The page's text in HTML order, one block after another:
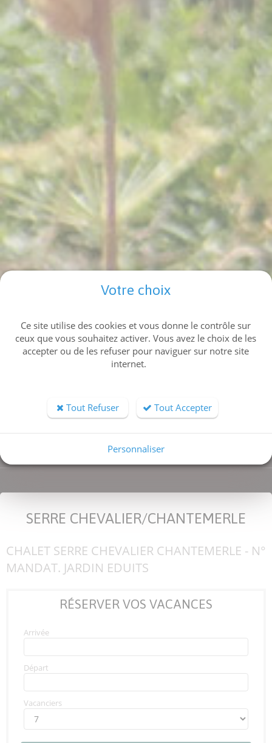
Type de bien
SERRE CHEVALIER/CHANTEMERLE
CHALET SERRE CHEVALIER CHANTEMERLE - N°
MANDAT. JARDIN EDUITS
RÉSERVER VOS VACANCES
Arrivée
Départ
Vacanciers
Votre choix
Ce site utilise des cookies et vous donne le contrôle sur
ceux que vous souhaitez activer. Vous avez le choix de les
accepter ou de les refuser pour naviguer sur notre site
internet.
Tout Refuser Tout Accepter
Personnaliser